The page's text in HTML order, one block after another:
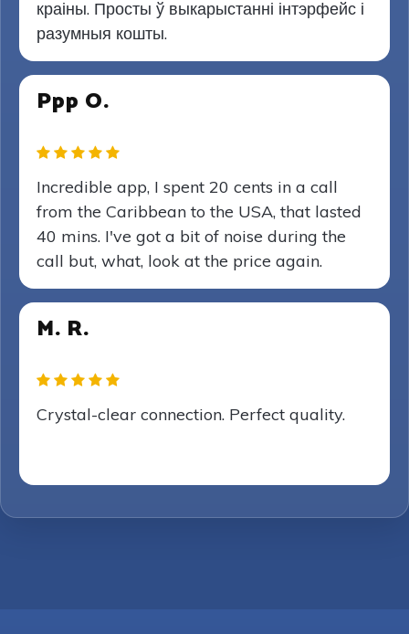
краіны. Просты ў выкарыстанні інтэрфейс і
разумныя кошты.
Ppp O.
Incredible app, I spent 20 cents in a call
from the Caribbean to the USA, that lasted
40 mins. I've got a bit of noise during the
call but, what, look at the price again.
M. R.
Crystal-clear connection. Perfect quality.